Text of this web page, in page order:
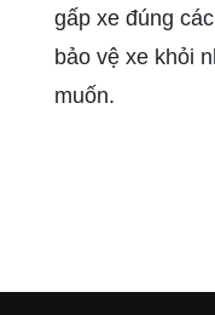
gấp xe đúng
bảo vệ xe khỏi
muốn.